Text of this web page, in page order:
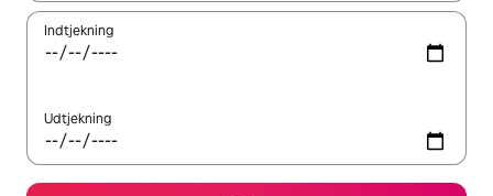
Indtjekning
Udtjekning